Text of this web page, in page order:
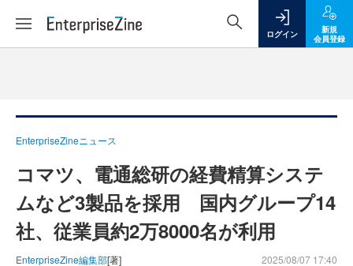
ログイン
新規
会員登録
EnterpriseZineニュース
コマツ、電通総研の経費精算システ
ムなど3製品を採用 国内グループ14
社、従業員約2万8000名が利用
EnterpriseZine編集部[著] 2025/08/07 17:40